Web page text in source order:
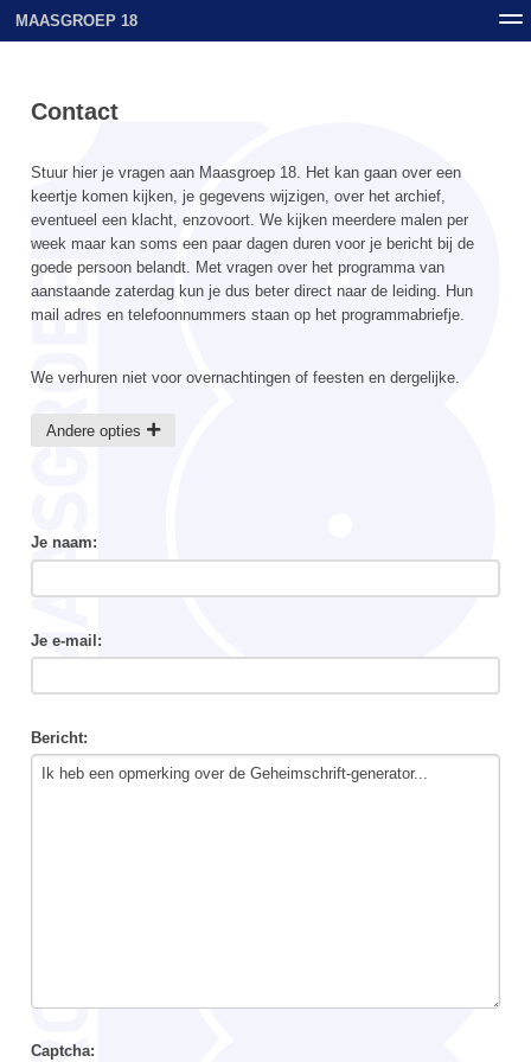
MAASGROEP 18
Contact
Stuur hier je vragen aan Maasgroep 18. Het kan gaan over een
keertje komen kijken, je gegevens wijzigen, over het archief,
eventueel een klacht, enzovoort. We kijken meerdere malen per
week maar kan soms een paar dagen duren voor je bericht bij de
goede persoon belandt. Met vragen over het programma van
aanstaande zaterdag kun je dus beter direct naar de leiding. Hun
mail adres en telefoonnummers staan op het programmabriefje.
We verhuren niet voor overnachtingen of feesten en dergelijke.
Andere opties
Je naam:
Je e-mail:
Bericht:
Captcha: